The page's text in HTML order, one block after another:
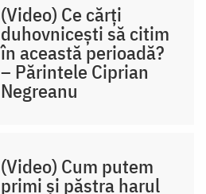
(Video) Ce cărți
duhovnicești să citim
în această perioadă?
– Părintele Ciprian
Negreanu
(Video) Cum putem
primi și păstra harul